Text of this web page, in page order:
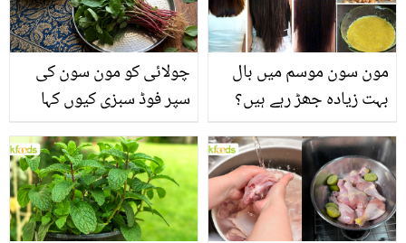
چولائی کو مون سون کی
سپر فوڈ سبزی کیوں کہا
منرلز اور اینٹی آکسیڈنٹس
سے بھرپور اس سبزی کے
فائدے
مون سون موسم میں بال
بہت زیادہ جھڑ رہے ہیں؟
بنانے کے چند قدرتی طریقے